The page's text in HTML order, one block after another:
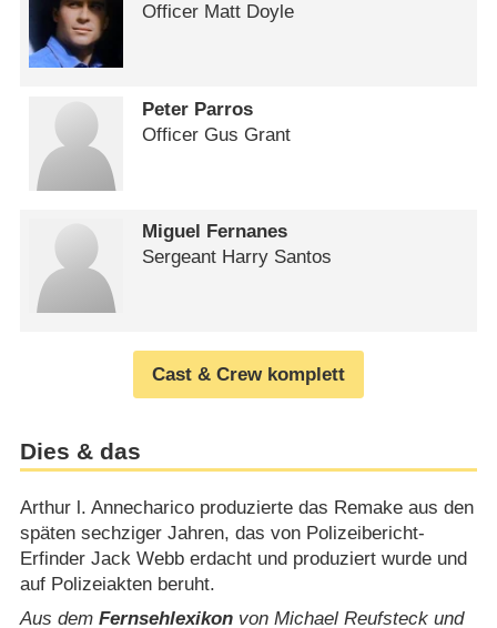
Officer Matt Doyle
Peter Parros
Officer Gus Grant
Miguel Fernanes
Sergeant Harry Santos
Cast & Crew komplett
Dies & das
Arthur l. Annecharico produzierte das Remake aus den
späten sechziger Jahren, das von Polizeibericht-
Erfinder Jack Webb erdacht und produziert wurde und
auf Polizeiakten beruht.
Aus dem Fernsehlexikonvon Michael Reufsteck und